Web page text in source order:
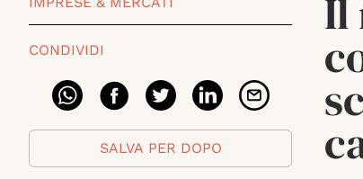
CONDIVIDI
SALVA PER DOPO
Il